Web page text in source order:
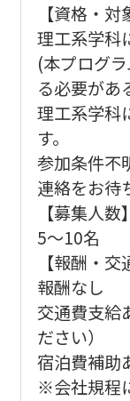
【資格・対
理工系学科
(本プログ
る必要があ
理工系学科
す。
参加条件不
連絡をお待
【募集人数】
5～10名
【報酬・交
報酬なし
交通費支給
ださい）
宿泊費補助
※会社規程